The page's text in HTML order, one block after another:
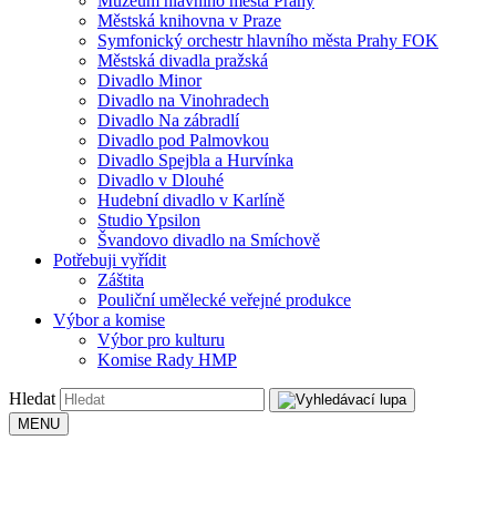
Městská knihovna v Praze
Symfonický orchestr hlavního města Prahy FOK
Městská divadla pražská
Divadlo Minor
Divadlo na Vinohradech
Divadlo Na zábradlí
Divadlo pod Palmovkou
Divadlo Spejbla a Hurvínka
Divadlo v Dlouhé
Hudební divadlo v Karlíně
Studio Ypsilon
Švandovo divadlo na Smíchově
Potřebuji vyřídit
Záštita
Pouliční umělecké veřejné produkce
Výbor a komise
Výbor pro kulturu
Komise Rady HMP
Hledat
MENU